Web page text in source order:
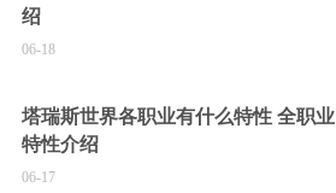
绍
06-18
塔瑞斯世界各职业有什么特性 全职业
特性介绍
06-17